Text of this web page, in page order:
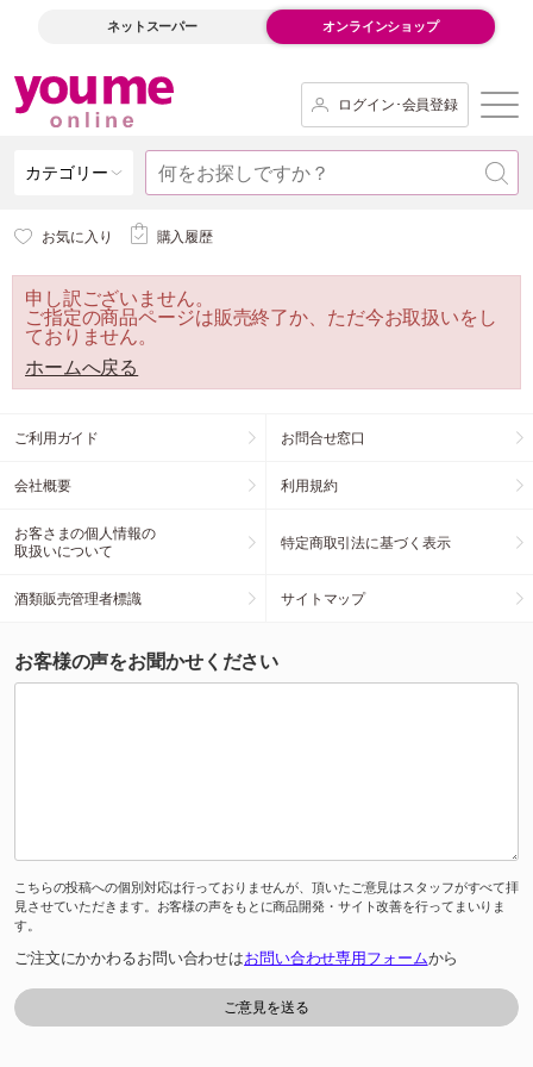
ネットスーパー オンラインショップ
ログイン･会員登録
カテゴリー
お気に入り 購入履歴
申し訳ございません。
ご指定の商品ページは販売終了か、ただ今お取扱いをし
ておりません。
ホームへ戻る
ご利用ガイド お問合せ窓口
会社概要 利用規約
お客さまの個人情報の
取扱いについて
特定商取引法に基づく表示
酒類販売管理者標識 サイトマップ
お客様の声をお聞かせください
こちらの投稿への個別対応は行っておりませんが、頂いたご意見はスタッフがすべて拝
見させていただきます。お客様の声をもとに商品開発・サイト改善を行ってまいりま
す。
ご注文にかかわるお問い合わせはお問い合わせ専用フォームから